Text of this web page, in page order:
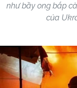
như bầy ong bắp
của